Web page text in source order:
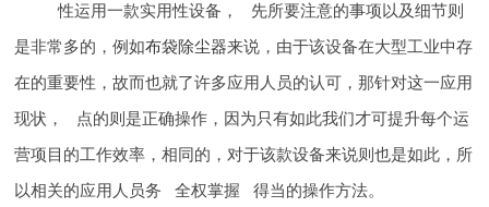
联系我们
性运用一款实用性设备， 先所要注意的事项以及细节则
是非常多的，例如布袋除尘器来说，由于该设备在大型工业中存
在的重要性，故而也就了许多应用人员的认可，那针对这一应用
现状， 点的则是正确操作，因为只有如此我们才可提升每个运
营项目的工作效率，相同的，对于该款设备来说则也是如此，所
以相关的应用人员务 全权掌握 得当的操作方法。